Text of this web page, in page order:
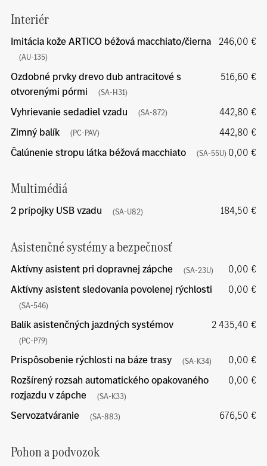
Interiér
Imitácia kože ARTICO béžová macchiato/čierna
(AU-135)
246,00 €
Ozdobné prvky drevo dub antracitové s
otvorenými pórmi
(SA-H31)
516,60 €
Vyhrievanie sedadiel vzadu (SA-872)
442,80 €
Zimný balík
(PC-PAV)
442,80 €
Čalúnenie stropu látka béžová macchiato
(SA-55U) 0,00 €
Multimédiá
2 prípojky USB vzadu (SA-U82) 184,50 €
Asistenčné systémy a bezpečnosť
Aktívny asistent pri dopravnej zápche (SA-23U)
0,00 €
Aktívny asistent sledovania povolenej rýchlosti
(SA-546)
0,00 €
Balík asistenčných jazdných systémov
(PC-P79)
2 435,40 €
Prispôsobenie rýchlosti na báze trasy (SA-K34)
0,00 €
Rozšírený rozsah automatického opakovaného
rozjazdu v zápche
(SA-K33)
0,00 €
Servozatváranie (SA-883) 676,50 €
Pohon a podvozok